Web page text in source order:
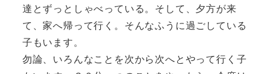
達とずっとしゃべっている。そして、夕方が来
て、家へ帰って行く。そんなふうに過ごしている
子もいます。
勿論、いろんなことを次から次へとやって行く子